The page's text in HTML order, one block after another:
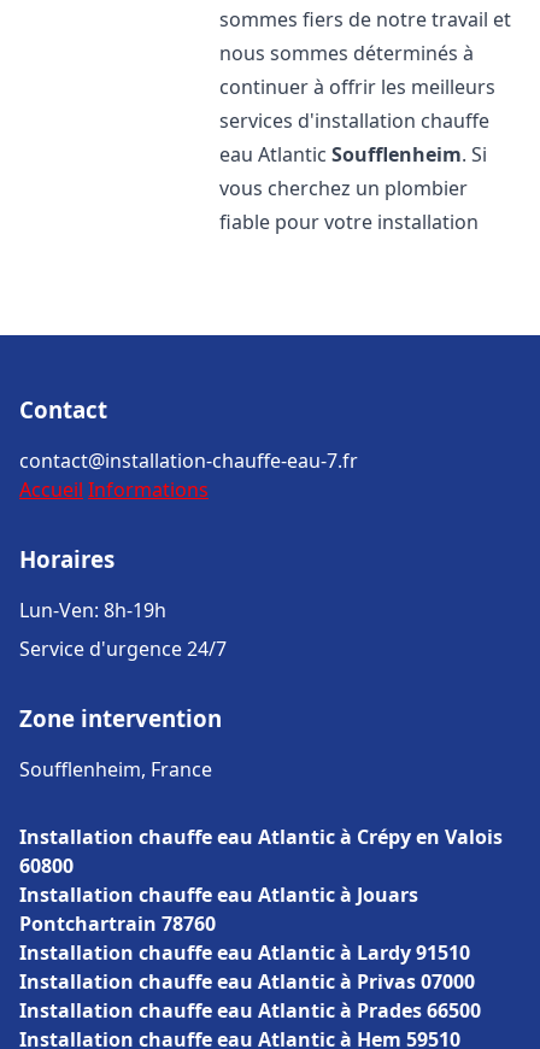
sommes fiers de notre travail et
nous sommes déterminés à
continuer à offrir les meilleurs
services d'installation chauffe
eau AtlanticSoufflenheim. Si
vous cherchez un plombier
fiable pour votre installation
Contact
contact@installation-chauffe-eau-7.fr
Accueil Informations
Horaires
Lun-Ven: 8h-19h
Service d'urgence 24/7
Zone intervention
Soufflenheim, France
Installation chauffe eau Atlantic à Crépy en Valois
60800
Installation chauffe eau Atlantic à Jouars
Pontchartrain 78760
Installation chauffe eau Atlantic à Lardy 91510
Installation chauffe eau Atlantic à Privas 07000
Installation chauffe eau Atlantic à Prades 66500
Installation chauffe eau Atlantic à Hem 59510